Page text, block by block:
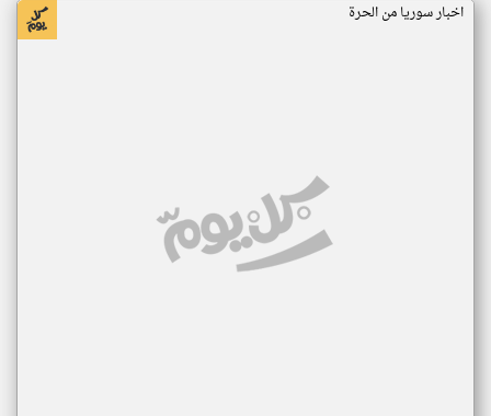
اخبار سوريا من الحرة